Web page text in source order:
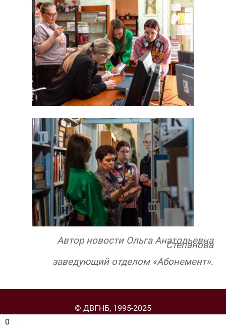
Автор новости Ольга Анатольевна
Степанова
заведующий отделом «Абонемент».
0
© ДВГНБ, 1995-2025